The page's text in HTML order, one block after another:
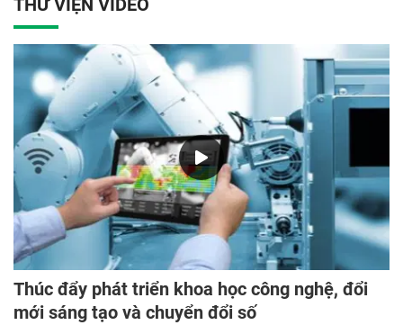
THƯ VIỆN VIDEO
Thúc đẩy phát triển khoa học công nghệ, đổi
mới sáng tạo và chuyển đổi số